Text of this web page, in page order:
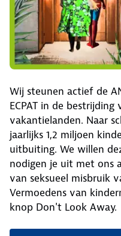
Wij steunen actief de
ECPAT in de
vakantielanden. Naar
jaarlijks 1,2 miljoen
uitbuiting. We willen
nodigen je uit met ons
van seksueel misbruik
Vermoedens van
knop Don't Look Away.